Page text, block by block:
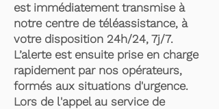
est immédiatement transmise à
notre centre de téléassistance, à
votre disposition 24h/24, 7j/7.
L’alerte est ensuite prise en charge
rapidement par nos opérateurs,
formés aux situations d'urgence.
Lors de l'appel au service de